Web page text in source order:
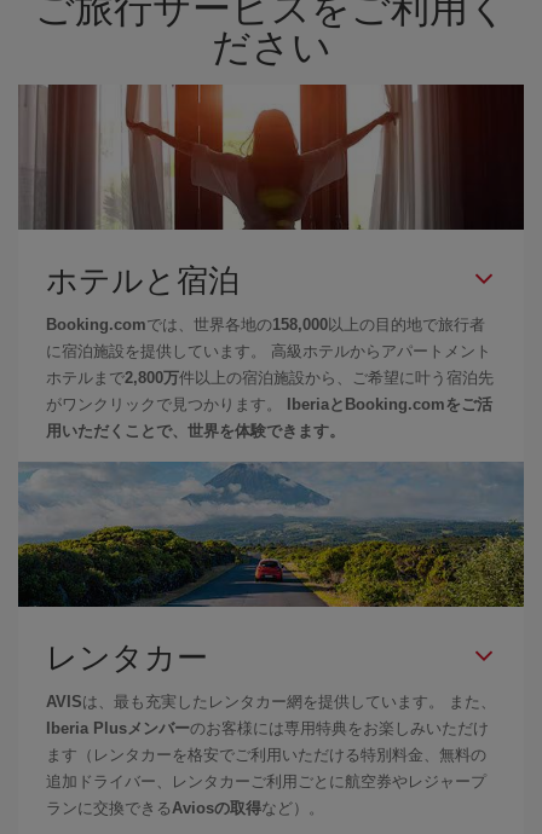
ださい
ホテルと宿泊
Booking.comでは、世界各地の158,000 以上の目的地で旅行者
に宿泊施設を提供しています。 高級ホテルからアパートメント
ホテルまで2,800万件以上の宿泊施設から、ご希望に叶う宿泊先
がワンクリックで見つかります。
IberiaとBooking.comをご活
用いただくことで、世界を体験できます。
レンタカー
AVISは、最も充実したレンタカー網を提供しています。 また、
Iberia Plusメンバーのお客様には専用特典をお楽しみいただけ
ます（レンタカーを格安でご利用いただける特別料金、無料の
追加ドライバー、レンタカーご利用ごとに航空券やレジャープ
ランに交換できる Aviosの取得など）。